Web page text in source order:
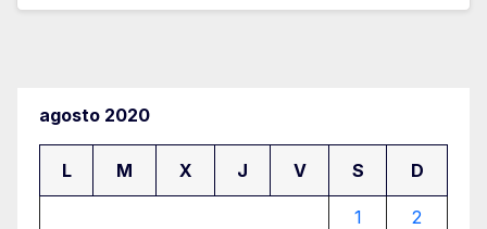
agosto 2020
L M X J V S D
1
2